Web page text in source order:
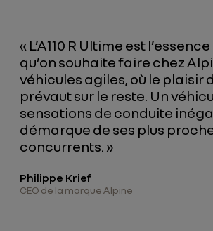
« L’A110 R Ultime est
qu’on souhaite faire chez
véhicules agiles, où le plaisir
prévaut sur le reste. Un
sensations de conduite
démarque de ses plus
concurrents. »
Philippe Krief
CEO de la marque Alpine